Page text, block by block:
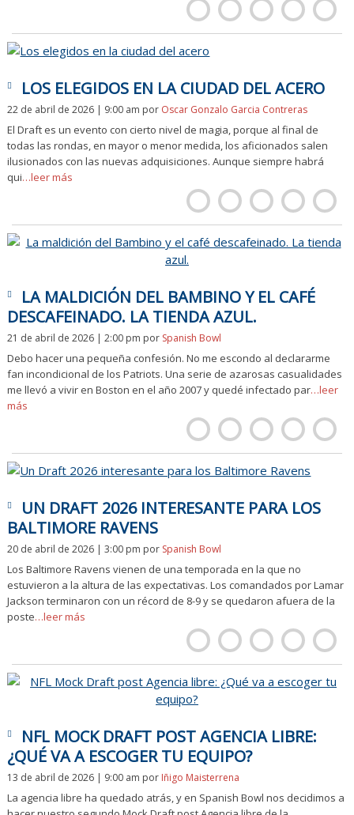
LOS ELEGIDOS EN LA CIUDAD DEL ACERO
22 de abril de 2026 | 9:00 am por Oscar Gonzalo Garcia Contreras
El Draft es un evento con cierto nivel de magia, porque al final de
todas las rondas, en mayor o menor medida, los aficionados salen
ilusionados con las nuevas adquisiciones. Aunque siempre habrá
qui…leer más
LA MALDICIÓN DEL BAMBINO Y EL CAFÉ
DESCAFEINADO. LA TIENDA AZUL.
21 de abril de 2026 | 2:00 pm por Spanish Bowl
Debo hacer una pequeña confesión. No me escondo al declararme
fan incondicional de los Patriots. Una serie de azarosas casualidades
me llevó a vivir en Boston en el año 2007 y quedé infectado par…leer
más
UN DRAFT 2026 INTERESANTE PARA LOS
BALTIMORE RAVENS
20 de abril de 2026 | 3:00 pm por Spanish Bowl
Los Baltimore Ravens vienen de una temporada en la que no
estuvieron a la altura de las expectativas. Los comandados por Lamar
Jackson terminaron con un récord de 8-9 y se quedaron afuera de la
poste…leer más
NFL MOCK DRAFT POST AGENCIA LIBRE:
¿QUÉ VA A ESCOGER TU EQUIPO?
13 de abril de 2026 | 9:00 am por Iñigo Maisterrena
La agencia libre ha quedado atrás, y en Spanish Bowl nos decidimos a